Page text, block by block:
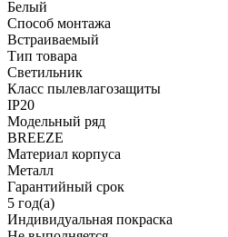
Белый
Способ монтажа
Встраиваемый
Тип товара
Светильник
Класс пылевлагозащиты
IP20
Модельный ряд
BREEZE
Материал корпуса
Металл
Гарантийный срок
5 год(а)
Индивидуальная покраска